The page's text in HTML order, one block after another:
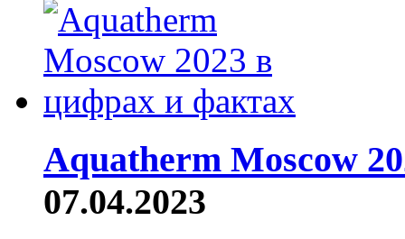
Aquatherm Moscow
07.04.2023